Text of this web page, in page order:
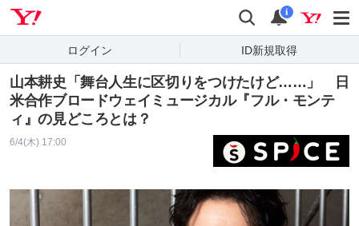
検索 通知
i
ログイン ID新規取得
山本耕史「舞台人生に区切りをつけたけど……」 日
米合作ブロードウェイミュージカル『フル・モンテ
ィ』の見どころとは？
6/4(木) 17:00